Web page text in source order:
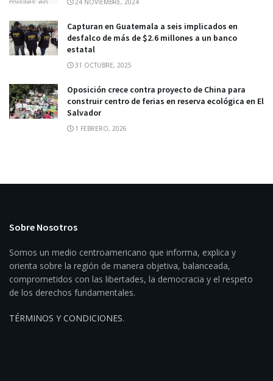
24 NOVIEMBRE, 2024
Capturan en Guatemala a seis implicados en
desfalco de más de $2.6 millones a un banco
estatal
31 OCTUBRE, 2025
Oposición crece contra proyecto de China para
construir centro de ferias en reserva ecológica en El
Salvador
1 FEBRERO, 2026
Sobre Nosotros
Somos un medio centroamericano que informa, explica y
orienta sobre la región de manera objetiva, balanceada,
comprometidos con las libertades, la democracia y el respeto
de los derechos fundamentales.
TÉRMINOS Y CONDICIONES.